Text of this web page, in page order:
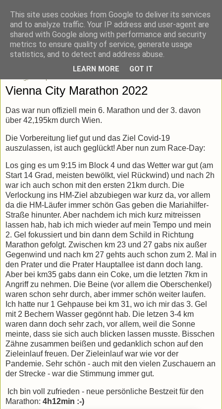
blick-punkt[e..]
Momentaufnahmen von unterwegs & daheim.
Vienna City Marathon 2022
Das war nun offiziell mein 6. Marathon und der 3. davon
über 42,195km durch Wien.
Die Vorbereitung lief gut und das Ziel Covid-19
auszulassen, ist auch geglückt! Aber nun zum Race-Day:
Los ging es um 9:15 im Block 4 und das Wetter war gut (am
Start 14 Grad, meisten bewölkt, viel Rückwind) und nach 2h
war ich auch schon mit den ersten 21km durch. Die
Verlockung ins HM-Ziel abzubiegen war kurz da, vor allem
da die HM-Läufer immer schön Gas geben die Mariahilfer-
Straße hinunter. Aber nachdem ich mich kurz mitreissen
lassen hab, hab ich mich wieder auf mein Tempo und mein
2. Gel fokussiert und bin dann dem Schild in Richtung
Marathon gefolgt. Zwischen km 23 und 27 gabs nix außer
Gegenwind und nach km 27 gehts auch schon zum 2. Mal in
den Prater und die Prater Hauptallee ist dann doch lang.
Aber bei km35 gabs dann ein Coke, um die letzten 7km in
Angriff zu nehmen. Die Beine (vor allem die Oberschenkel)
waren schon sehr durch, aber immer schön weiter laufen.
Ich hatte nur 1 Gehpause bei km 31, wo ich mir das 3. Gel
mit 2 Bechern Wasser gegönnt hab. Die letzen 3-4 km
waren dann doch sehr zach, vor allem, weil die Sonne
meinte, dass sie sich auch blicken lassen musste. Bisschen
Zähne zusammen beißen und gedanklich schon auf den
Zieleinlauf freuen. Der Zieleinlauf war wie vor der
Pandemie. Sehr schön - auch mit den vielen Zuschauern an
der Strecke - war die Stimmung immer gut.
Ich bin voll zufrieden - neue persönliche Bestzeit für den
Marathon: 4h12min :-)
This site uses cookies from Google to deliver its services
and to analyze traffic. Your IP address and user-agent are
shared with Google along with performance and security
metrics to ensure quality of service, generate usage
statistics, and to detect and address abuse.
LEARN MORE GOT IT